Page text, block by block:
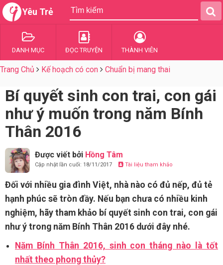
Yêu Trẻ
DANH MỤC ĐỌC TRUYỆN THÀNH VIÊN
Trang Chủ Kế hoạch có con Chuẩn bị mang thai
Bí quyết sinh con trai, con gái
như ý muốn trong năm Bính
Thân 2016
Được viết bởi Hồng Tâm
Cập nhật lần cuối: 18/11/2017 Tài liệu tham khảo
Đối với nhiều gia đình Việt, nhà nào có đủ nếp, đủ tẻ
hạnh phúc sẽ tròn đầy. Nếu bạn chưa có nhiều kinh
nghiệm, hãy tham khảo bí quyết sinh con trai, con gái
như ý trong năm Bính Thân 2016 dưới đây nhé.
Năm Bính Thân 2016, sinh con tháng nào là tốt
nhất theo phong thủy?